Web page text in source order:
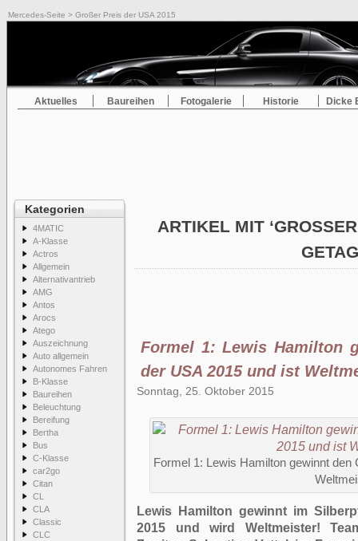
Mercedes-Seite > Großer Preis der USA 2015
Aktuelles Baureihen Fotogalerie Historie Dicke
Kategorien
4MATIC
A-Klasse
Actros
Allgemein
Alternativantrieb
AMG
Antos
Arocs
Atego
Auszeichnung
Auto allgemein
Autonomes Fahren
B-Klasse
Baureihen
Beleuchtung
Bereifung
Bertha
Bus
C-Klasse
car2go
Citan
CL
CLA
Classic
CLC
ARTIKEL MIT ‘GROSSER
Formel 1: Lewis Hamilton
der USA 2015 und ist
Sonntag, 25. Oktober 2015
Formel 1: Lewis Hamilton gewinnt
Lewis Hamilton gewinnt im
2015 und wird Weltmeister!